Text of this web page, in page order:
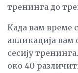
тренинга до
Када вам време
апликација вам
сесију
око 40